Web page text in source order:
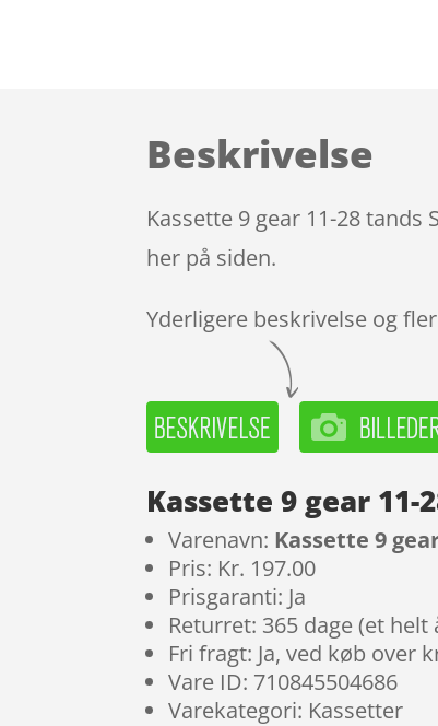
Beskrivelse
Kassette 9 gear 11-28
her på siden.
Yderligere beskrivelse og
Kassette 9 gear 11-
Varenavn: Kassette 9
Pris: Kr. 197.00
Prisgaranti: Ja
Returret: 365 dage (et helt
Fri fragt: Ja, ved køb over
Vare ID: 710845504686
Varekategori: Kassetter